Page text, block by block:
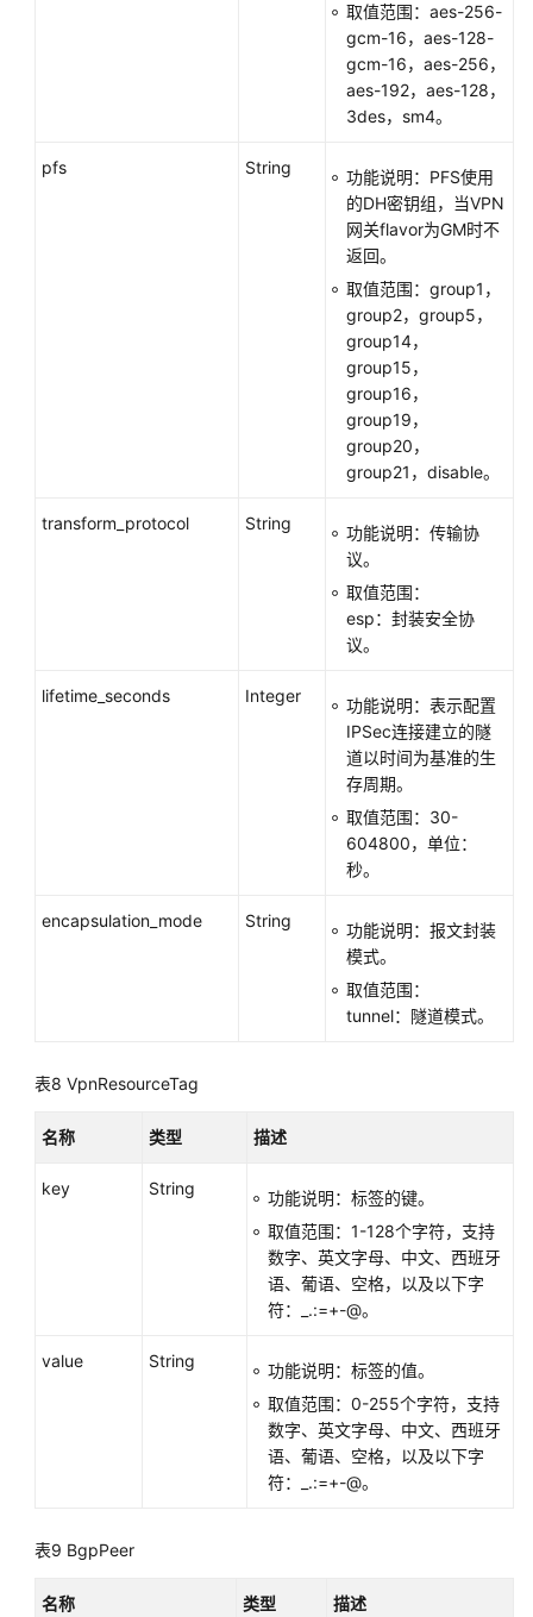
取值范围：aes-256-
gcm-16，aes-128-
gcm-16，aes-256，
aes-192，aes-128，
3des，sm4。
pfs String
功能说明：PFS使用
的DH密钥组，当VPN
网关flavor为GM时不
返回。
取值范围：group1，
group2，group5，
group14，
group15，
group16，
group19，
group20，
group21，disable。
transform_protocol String
功能说明：传输协
议。
取值范围：
esp：封装安全协
议。
lifetime_seconds Integer
功能说明：表示配置
IPSec连接建立的隧
道以时间为基准的生
存周期。
取值范围：30-
604800，单位：
秒。
encapsulation_mode String
功能说明：报文封装
模式。
取值范围：
tunnel：隧道模式。
表8 VpnResourceTag
名称 类型 描述
key String
功能说明：标签的键。
取值范围：1-128个字符，支持
数字、英文字母、中文、西班牙
语、葡语、空格，以及以下字
符：_.:=+-@。
value String
功能说明：标签的值。
取值范围：0-255个字符，支持
数字、英文字母、中文、西班牙
语、葡语、空格，以及以下字
符：_.:=+-@。
表9 BgpPeer
名称 类型 描述